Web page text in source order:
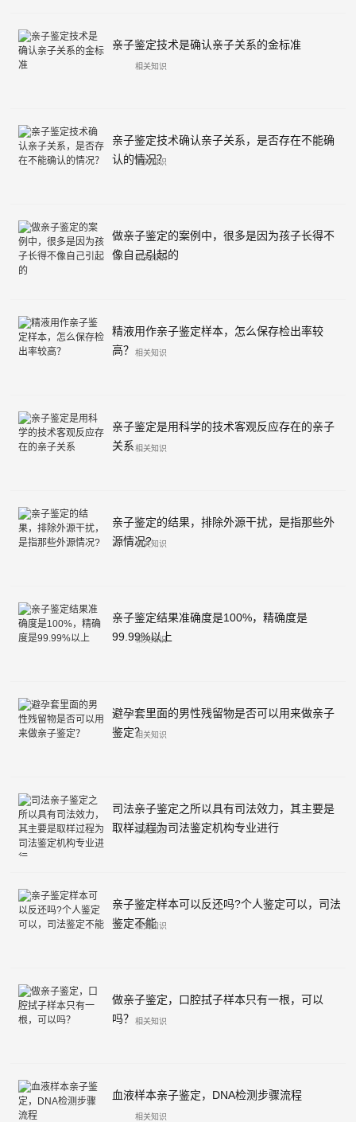
亲子鉴定技术是确认亲子关系的金标准
相关知识
亲子鉴定技术确认亲子关系，是否存在不能确
认的情况？
相关知识
做亲子鉴定的案例中，很多是因为孩子长得不
像自己引起的
相关知识
精液用作亲子鉴定样本，怎么保存检出率较
高？
相关知识
亲子鉴定是用科学的技术客观反应存在的亲子
关系 相关知识
亲子鉴定的结果，排除外源干扰，是指那些外
源情况?相关知识
亲子鉴定结果准确度是100%，精确度是
99.99%以上
相关知识
避孕套里面的男性残留物是否可以用来做亲子
鉴定？相关知识
司法亲子鉴定之所以具有司法效力，其主要是
取样过程为司法鉴定机构专业进行
相关知识
亲子鉴定样本可以反还吗?个人鉴定可以，司法
鉴定不能
相关知识
做亲子鉴定，口腔拭子样本只有一根，可以
吗？
相关知识
血液样本亲子鉴定，DNA检测步骤流程
相关知识